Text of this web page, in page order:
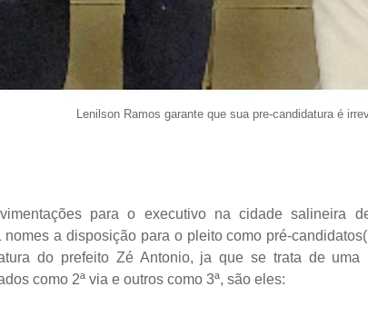
Lenilson Ramos garante que sua pre-candidatura é
para o executivo na cidade salineira
a disposição para o pleito como pré-
do prefeito Zé Antonio, ja que se trata de uma
como 2ª via e outros como 3ª, são eles: